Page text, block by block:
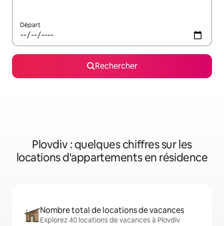
Départ
Rechercher
Plovdiv : quelques chiffres sur les
locations d'appartements en résidence
Nombre total de locations de vacances
Explorez 40 locations de vacances à Plovdiv